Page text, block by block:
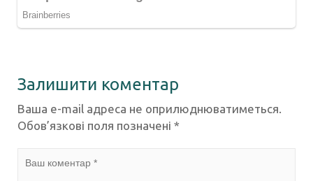
Залишити коментар
Ваша e-mail адреса не оприлюднюватиметься.
Обов’язкові поля позначені *